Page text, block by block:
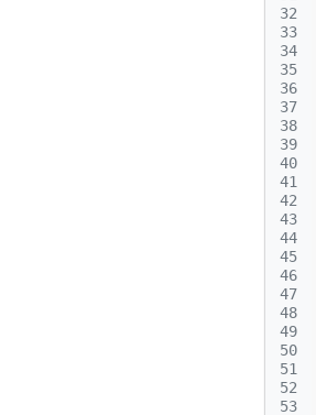
32
33
34
35
36
37
38
39
40
41
42
43
44
45
46
47
48
49
50
51
52
53